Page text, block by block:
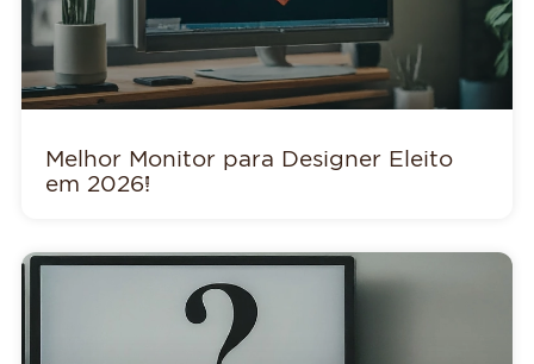
Melhor Monitor para Designer Eleito
em 2026!